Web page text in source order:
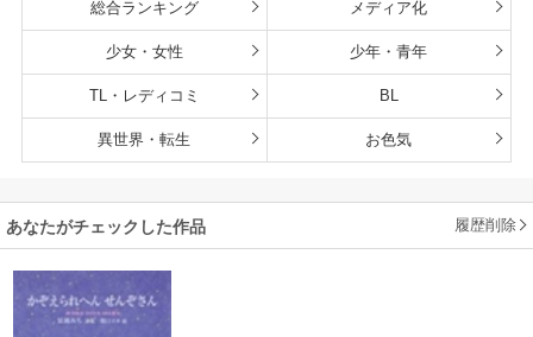
総合ランキング メディア化
少女・女性 少年・青年
TL・レディコミ BL
異世界・転生 お色気
あなたがチェックした作品 履歴削除